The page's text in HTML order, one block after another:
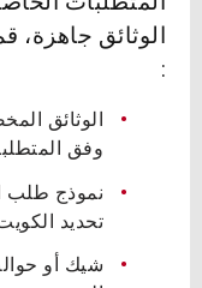
الوثائق جاهزة،
:
الوثائق
وفق
نموذج طلب
تحديد
شيك أو